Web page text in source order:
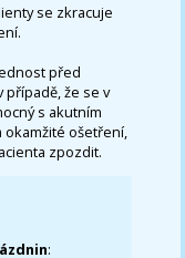
se zkracuje
před
že se v
s akutním
okamžité ošetření,
zpozdit.
: